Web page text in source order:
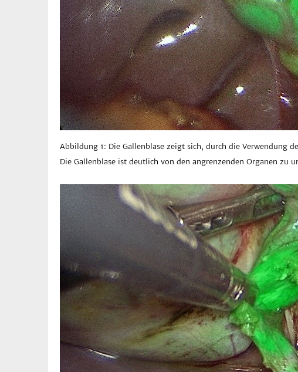
Abbildung 1: Die Gallenblase zeigt sich, durch die Verwendung
Die Gallenblase ist deutlich von den angrenzenden Organen zu